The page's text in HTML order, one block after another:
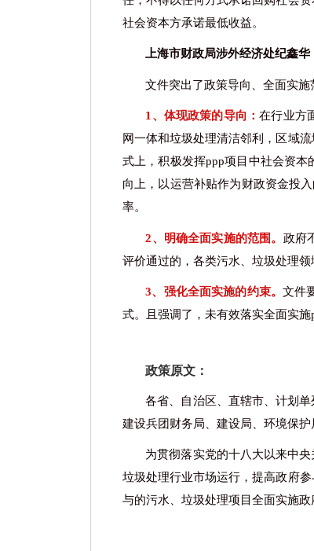
社会资本方承诺最低收益。
上海市财政局涉外经济处纪鑫华
文件突出了政策导向、全面实施
1、体现政策的导向：在行业方
网一体和垃圾处理清洁邻利，区域
式上，积极发挥ppp项目中社会资本
向上，以运营补贴作为财政资金投
率。
2、明确全面实施的范围。 政府
评价通过的，各类污水、垃圾处理
3、强化全面实施的约束。 文件
式。且强调了，未有效落实全面实
政策原文：
各省、自治区、直辖市、计划
建设兵团财务局、建设局、环境保护
为贯彻落实党的十八大以来中
垃圾处理行业市场运行，提高政府
与的污水、垃圾处理项目全面实施